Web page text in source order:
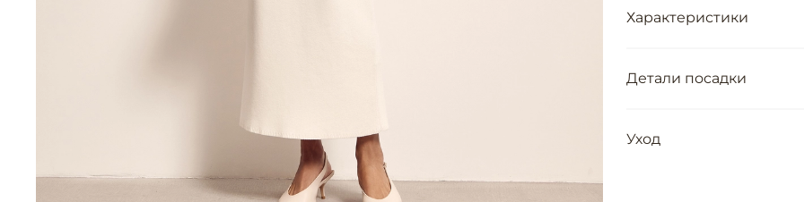
Характеристики
Детали посадки
Уход